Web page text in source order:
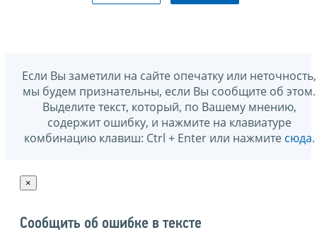
Если Вы заметили на сайте опечатку или неточность,
мы будем признательны, если Вы сообщите об этом.
Выделите текст, который, по Вашему мнению,
содержит ошибку, и нажмите на клавиатуре
комбинацию клавиш: Ctrl + Enter или нажмите сюда.
×
Сообщить об ошибке в тексте